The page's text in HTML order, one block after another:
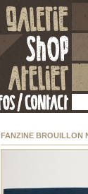
FANZINE BROUILLON